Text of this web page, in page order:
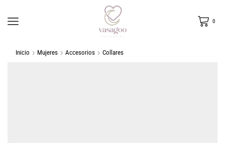
0
Inicio Mujeres Accesorios Collares